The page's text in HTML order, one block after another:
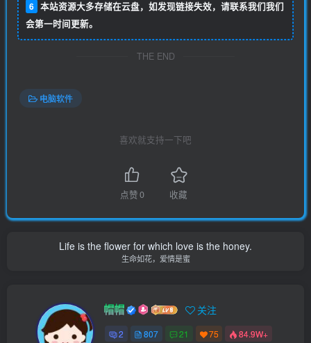
6 本站资源大多存储在云盘，如发现链接失效，请联系我们我们
会第一时间更新。
THE END
电脑软件
喜欢就支持一下吧
点赞0 收藏
Life is the flower for which love is the honey.
生命如花，爱情是蜜
帽帽 关注
2 807 21 75 84.9W+